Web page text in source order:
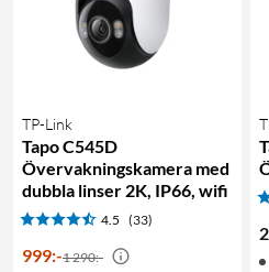
TP-Link
Tapo C545D
Övervakningskamera med
dubbla linser 2K, IP66, wifi
4.5 (33)
999:-1 290:-